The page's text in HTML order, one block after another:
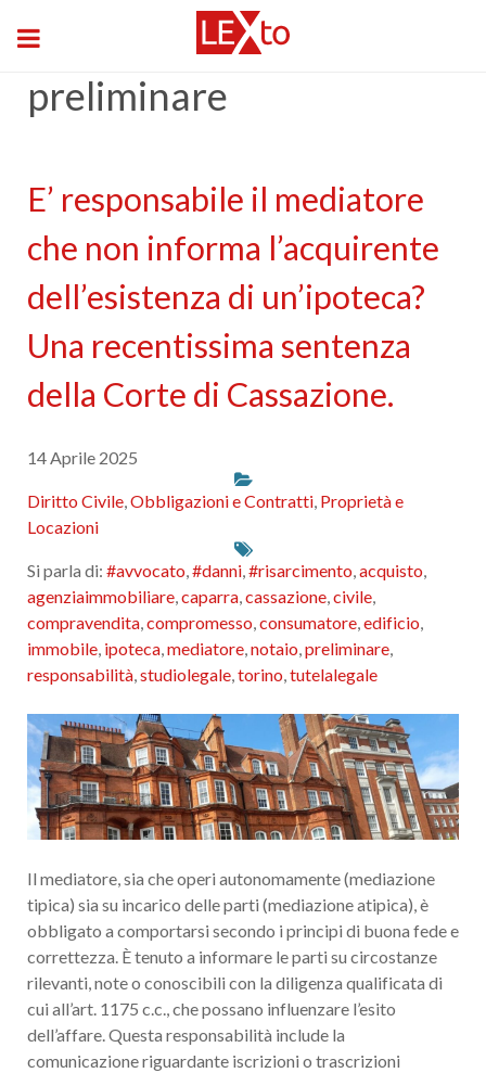
preliminare
E’ responsabile il mediatore
che non informa l’acquirente
dell’esistenza di un’ipoteca?
Una recentissima sentenza
della Corte di Cassazione.
14 Aprile 2025
Diritto Civile,Obbligazioni e Contratti, Proprietà e
Locazioni
Si parla di: #avvocato,#danni,#risarcimento,acquisto,
agenziaimmobiliare,caparra,cassazione,civile,
compravendita,compromesso,consumatore,edificio,
immobile, ipoteca,mediatore,notaio,preliminare,
responsabilità,studiolegale,torino,tutelalegale
Il mediatore, sia che operi autonomamente (mediazione
tipica) sia su incarico delle parti (mediazione atipica), è
obbligato a comportarsi secondo i principi di buona fede e
correttezza. È tenuto a informare le parti su circostanze
rilevanti, note o conoscibili con la diligenza qualificata di
cui all’art. 1175 c.c., che possano influenzare l’esito
dell’affare. Questa responsabilità include la
comunicazione riguardante iscrizioni o trascrizioni